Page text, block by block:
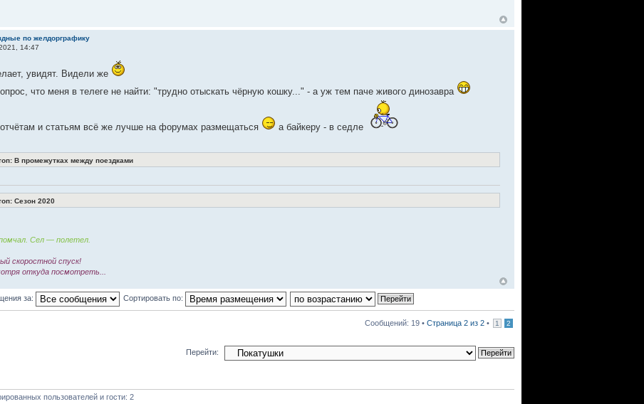
по желдорграфику
14:47
увидят. Видели же
что меня в телеге не найти: "трудно отыскать чёрную кошку..." - а уж тем паче живого динозавра
и статьям всё же лучше на форумах размещаться а байкеру - в седле
В промежутках между поездками
Сезон 2020
Сел — полетел.
скоростной спуск!
откуда посмотреть...
за: Сортировать по:
Сообщений: 19 • Страница 2 из 2 • 1 2
Перейти:
пользователей и гости: 2